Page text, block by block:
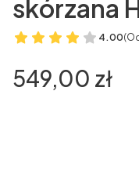
skórzana
4.00
Cena
549,00 zł